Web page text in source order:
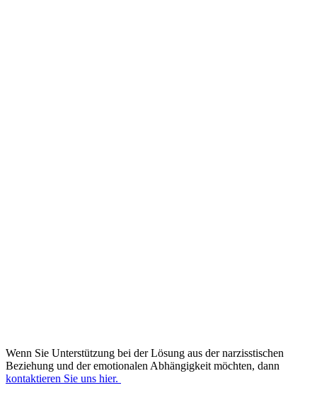
Wenn Sie Unterstützung bei der Lösung aus der narzisstischen
Beziehung und der emotionalen Abhängigkeit möchten, dann
kontaktieren Sie uns hier.